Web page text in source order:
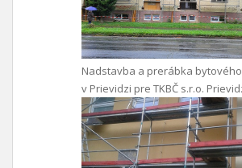
Nadstavba a prerábka
v Prievidzi pre TKBČ s.r.o.